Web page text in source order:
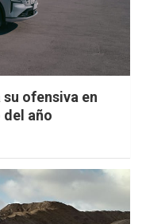
ofensiva en
año